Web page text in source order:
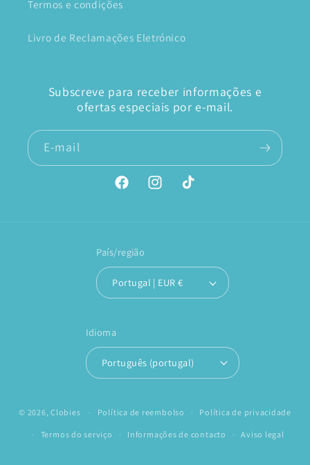
Termos e condições
Livro de Reclamações Eletrónico
Subscreve para receber informações e
ofertas especiais por e-mail.
E-mail
FacebookInstagramTikTok
País/região
Portugal | EUR €
Idioma
Português (portugal)
© 2026,Clobies Política de reembolso Política de privacidade
Termos do serviço Informações de contacto Aviso legal